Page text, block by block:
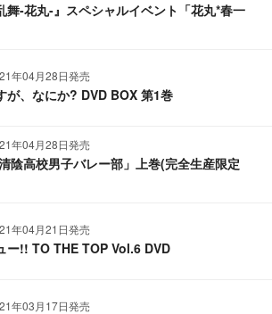
舞-花丸-』スペシャルイベント「花丸*春一
年04月28日発売
が、なにか? DVD BOX 第1巻
年04月28日発売
陰高校男子バレー部」上巻(完全生産限定
年04月21日発売
ー!! TO THE TOP Vol.6 DVD
年03月17日発売